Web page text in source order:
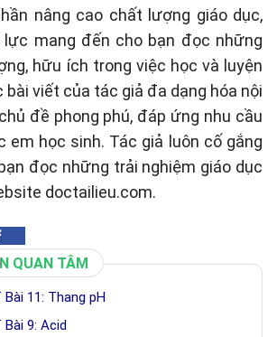
nâng cao chất lượng giáo dục,
mang đến cho bạn đọc những
hữu ích trong việc học và luyện
bài viết của tác giả đa dạng hóa nội
đề phong phú, đáp ứng nhu cầu
học sinh. Tác giả luôn cố gắng
đọc những trải nghiệm giáo dục
doctailieu.com.
QUAN TÂM
11: Thang pH
Bài 9: Acid